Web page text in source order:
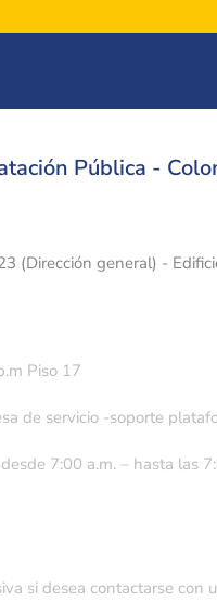
Pública -
(Dirección general) -
Piso 17
de servicio -soporte
7:00 a.m. – hasta las
si desea contactarse con